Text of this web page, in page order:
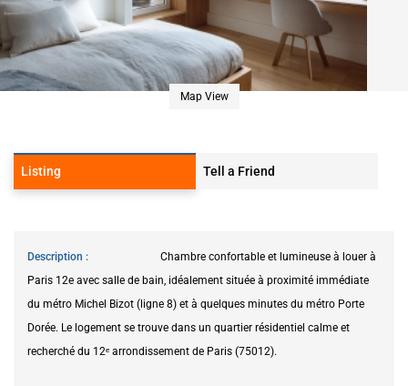
Map View
Listing Tell a Friend
Description
Chambre confortable et lumineuse à louer à
Paris 12e avec salle de bain, idéalement située à proximité immédiate
du métro Michel Bizot (ligne 8) et à quelques minutes du métro Porte
Dorée. Le logement se trouve dans un quartier résidentiel calme et
recherché du 12ᵉ arrondissement de Paris (75012).